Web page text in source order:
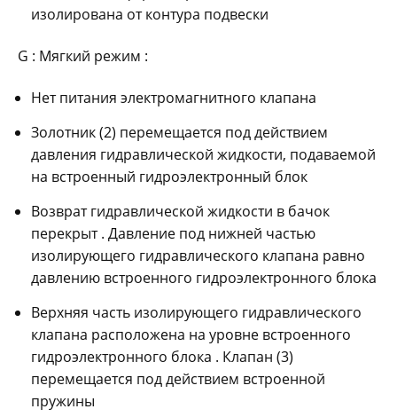
изолирована от контура подвески
G : Мягкий режим :
Нет питания электромагнитного клапана
Золотник (2) перемещается под действием
давления гидравлической жидкости, подаваемой
на встроенный гидроэлектронный блок
Возврат гидравлической жидкости в бачок
перекрыт . Давление под нижней частью
изолирующего гидравлического клапана равно
давлению встроенного гидроэлектронного блока
Верхняя часть изолирующего гидравлического
клапана расположена на уровне встроенного
гидроэлектронного блока . Клапан (3)
перемещается под действием встроенной
пружины